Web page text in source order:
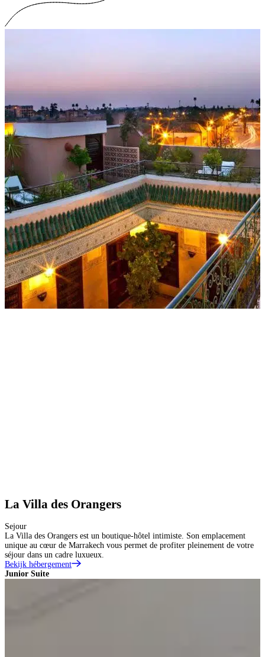
La Villa des Orangers
Sejour
La Villa des Orangers est un boutique-hôtel intimiste. Son emplacement
unique au cœur de Marrakech vous permet de profiter pleinement de votre
séjour dans un cadre luxueux.
Bekijk hébergement
Junior Suite